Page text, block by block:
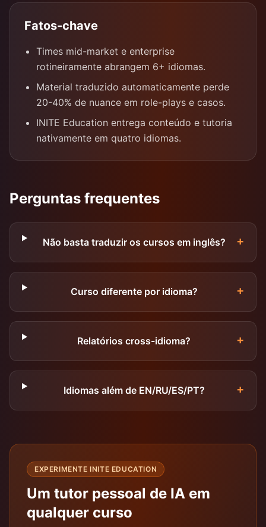
Fatos-chave
Times mid-market e enterprise
rotineiramente abrangem 6+ idiomas.
Material traduzido automaticamente perde
20-40% de nuance em role-plays e casos.
INITE Education entrega conteúdo e tutoria
nativamente em quatro idiomas.
Perguntas frequentes
Não basta traduzir os cursos em inglês? +
Curso diferente por idioma? +
Relatórios cross-idioma? +
Idiomas além de EN/RU/ES/PT? +
EXPERIMENTE INITE EDUCATION
Um tutor pessoal de IA em
qualquer curso